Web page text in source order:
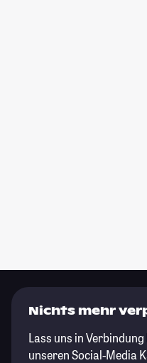
Nichts mehr
Lass uns in
unseren Social-Media